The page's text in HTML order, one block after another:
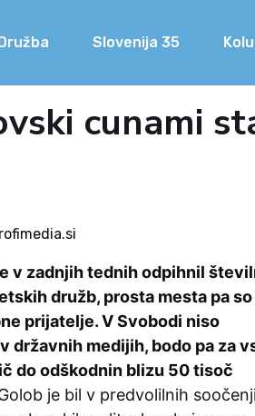
Slovenija 35
cunami
v zadnjih tednih odpihnil
družb, prosta mesta pa so
prijatelje. V Svobodi niso
medijih, bodo pa za
do odškodnin blizu 50 tisoč
je bil v predvolilnih